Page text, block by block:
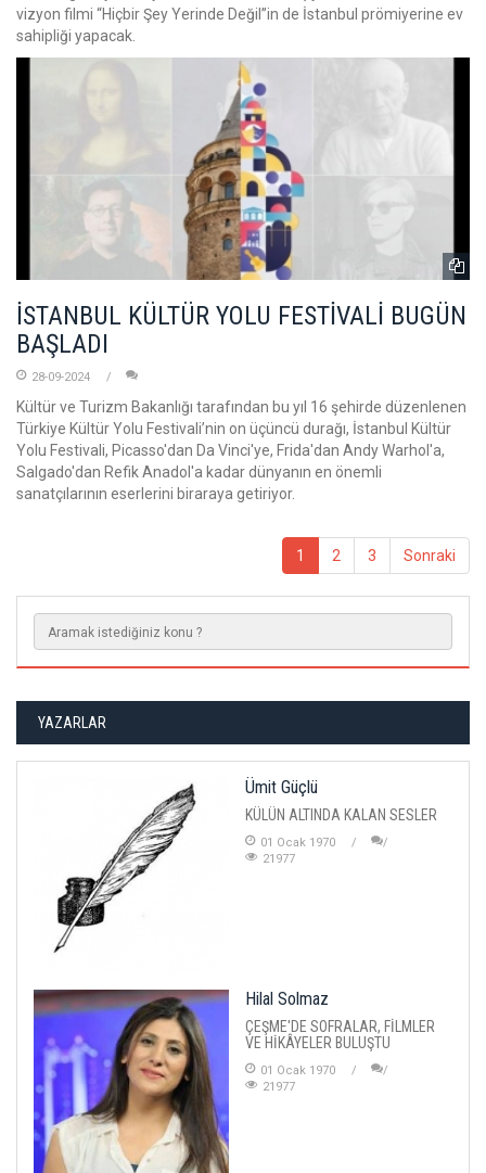
vizyon filmi “Hiçbir Şey Yerinde Değil’’in de İstanbul prömiyerine ev
sahipliği yapacak.
İSTANBUL KÜLTÜR YOLU FESTİVALİ BUGÜN
BAŞLADI
28-09-2024
Kültür ve Turizm Bakanlığı tarafından bu yıl 16 şehirde düzenlenen
Türkiye Kültür Yolu Festivali’nin on üçüncü durağı, İstanbul Kültür
Yolu Festivali, Picasso'dan Da Vinci'ye, Frida'dan Andy Warhol'a,
Salgado'dan Refik Anadol'a kadar dünyanın en önemli
sanatçılarının eserlerini biraraya getiriyor.
1 2 3 Sonraki
YAZARLAR
Ümit Güçlü
KÜLÜN ALTINDA KALAN SESLER
01 Ocak 1970
21977
Hilal Solmaz
ÇEŞME'DE SOFRALAR, FİLMLER
VE HİKÂYELER BULUŞTU
01 Ocak 1970
21977